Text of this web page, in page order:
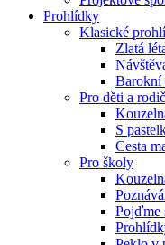
Prohlídky
Klasické
Zlatá
Barokní
Pro děti a
S
Cesta
Pro školy
Pojďme